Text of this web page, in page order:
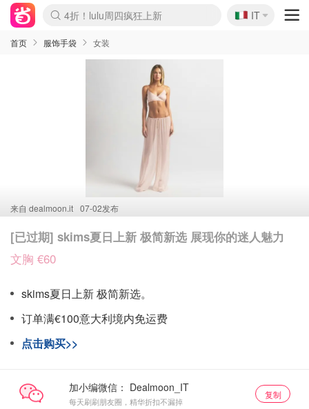
Boticinal 夏促开抢！
4折！lulu周四疯狂上新
速领！Stanley独家85折
Zalando 奥莱闪促！每日更新
🇮🇹
IT
首页 服饰手袋 女装
来自 dealmoon.it 07-02发布
[已过期] skims夏日上新 极简新选 展现你的迷人魅力
文胸 €60
skims夏日上新 极简新选。
订单满€100意大利境内免运费
点击购买>>
加小编微信：
每天刷刷朋友圈，精华折扣不漏掉
复制